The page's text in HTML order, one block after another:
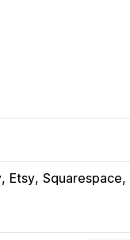
Etsy Squarespace